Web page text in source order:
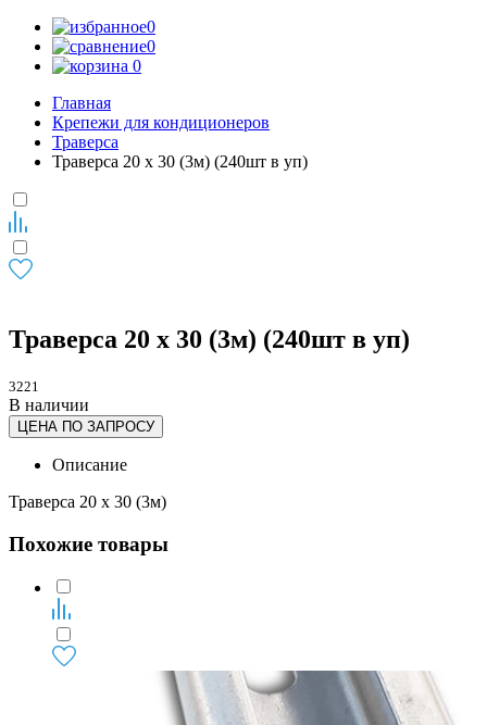
0
0
0
Главная
Крепежи для кондиционеров
Траверса
Траверса 20 х 30 (3м) (240шт в уп)
Траверса 20 х 30 (3м) (240шт в уп)
3221
В наличии
ЦЕНА ПО ЗАПРОСУ
Описание
Траверса 20 х 30 (3м)
Похожие товары